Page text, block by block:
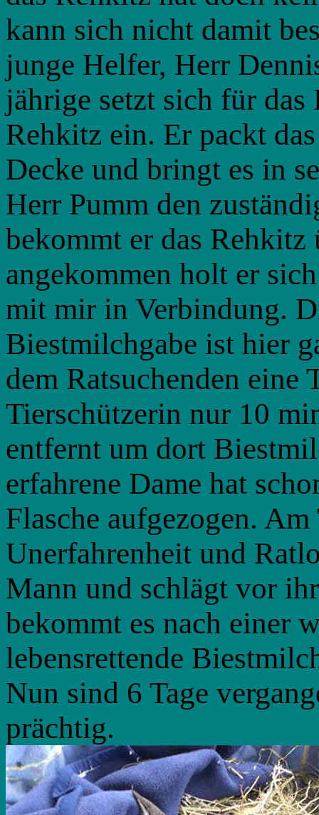
kann sich nicht damit
junge Helfer, Herr
jährige setzt sich für das
Rehkitz ein. Er packt
Decke und bringt es in
Herr Pumm den
bekommt er das Rehkitz
angekommen holt er
mit mir in Verbindung.
Biestmilchgabe ist hier
dem Ratsuchenden eine
Tierschützerin nur 10
entfernt um dort
erfahrene Dame hat
Flasche aufgezogen.
Unerfahrenheit und
Mann und schlägt vor
bekommt es nach einer
lebensrettende
Nun sind 6 Tage
prächtig.